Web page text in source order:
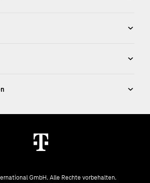
GmbH. Alle Rechte vorbehalten.